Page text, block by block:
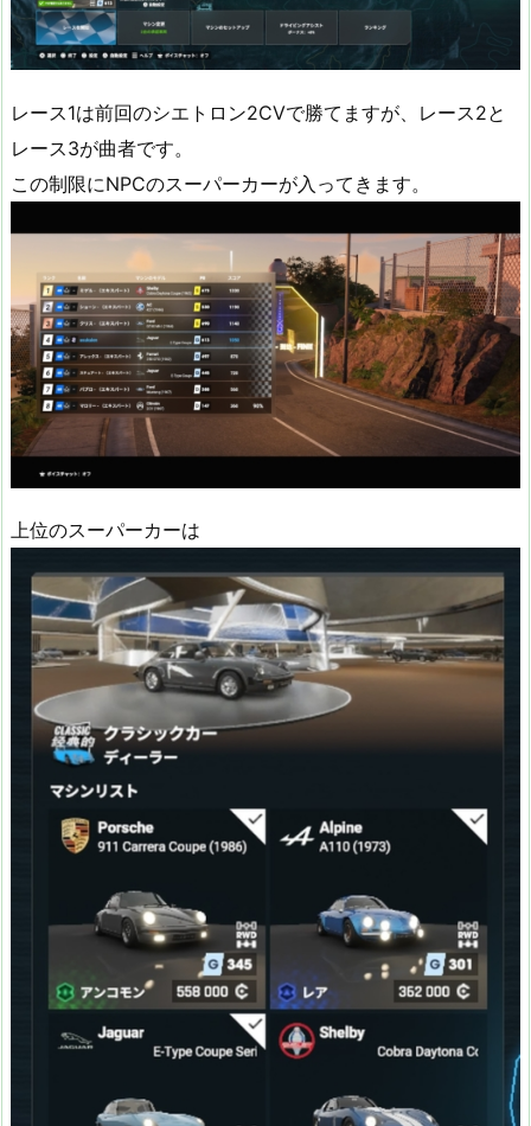
レース1は前回のシエトロン2CVで勝てますが、レース2と
レース3が曲者です。
この制限にNPCのスーパーカーが入ってきます。
上位のスーパーカーは